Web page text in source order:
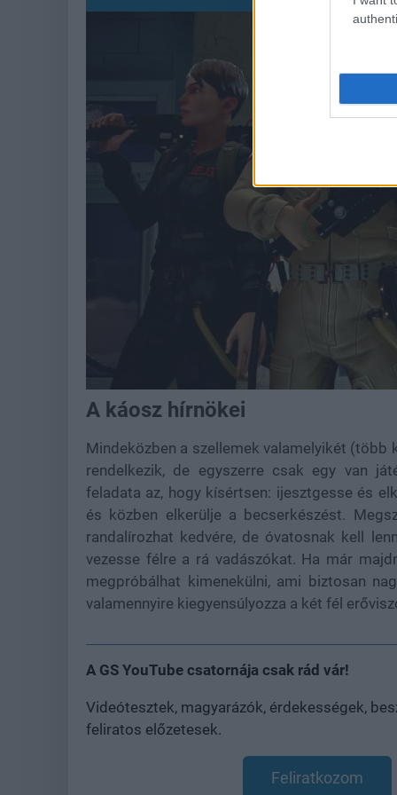
A káosz hírnökei
Mindeközben a szellemek valamelyikét (több
rendelkezik, de egyszerre csak egy van
feladata az, hogy kísértsen: ijesztgesse és
és közben elkerülje a becserkészést.
randalírozhat kedvére, de óvatosnak kell
vezesse félre a rá vadászókat. Ha már
megpróbálhat kimenekülni, ami biztosan
valamennyire kiegyensúlyozza a két fél
A GS YouTube csatornája csak rád vár!
Videótesztek, magyarázók, érdekességek,
feliratos előzetesek.
Feliratkozom